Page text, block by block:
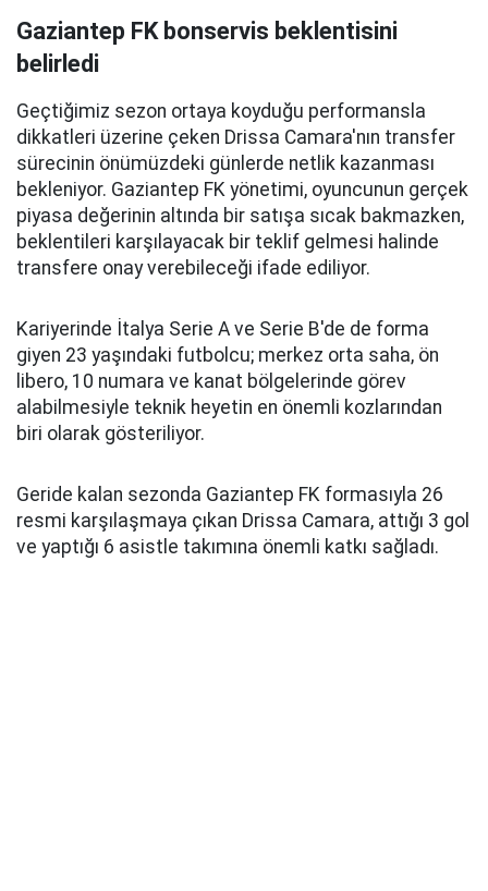
Gaziantep FK bonservis beklentisini
belirledi
Geçtiğimiz sezon ortaya koyduğu performansla
dikkatleri üzerine çeken Drissa Camara'nın transfer
sürecinin önümüzdeki günlerde netlik kazanması
bekleniyor. Gaziantep FK yönetimi, oyuncunun gerçek
piyasa değerinin altında bir satışa sıcak bakmazken,
beklentileri karşılayacak bir teklif gelmesi halinde
transfere onay verebileceği ifade ediliyor.
Kariyerinde İtalya Serie A ve Serie B'de de forma
giyen 23 yaşındaki futbolcu; merkez orta saha, ön
libero, 10 numara ve kanat bölgelerinde görev
alabilmesiyle teknik heyetin en önemli kozlarından
biri olarak gösteriliyor.
Geride kalan sezonda Gaziantep FK formasıyla 26
resmi karşılaşmaya çıkan Drissa Camara, attığı 3 gol
ve yaptığı 6 asistle takımına önemli katkı sağladı.